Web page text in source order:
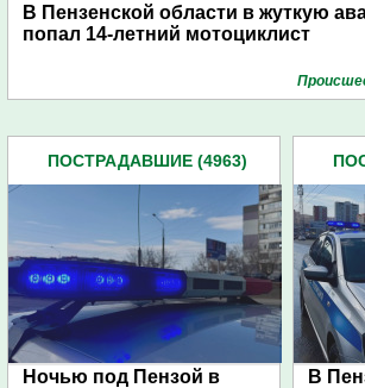
В Пензенской области в жуткую
попал 14-летний мотоциклист
ПОСТРАДАВШИЕ (4963)
Ночью под Пензой в
В